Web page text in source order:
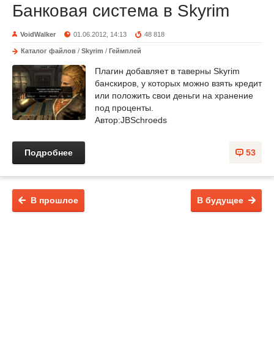
Банковая система в Skyrim
VoidWalker 01.06.2012, 14:13 48 818
Каталог файлов / Skyrim / Геймплей
Плагин добавляет в таверны Skyrim
банскиров, у которых можно взять кредит
или положить свои деньги на хранение
под проценты.
Автор:JBSchroeds
53
Подробнее
В будущее
В прошлое